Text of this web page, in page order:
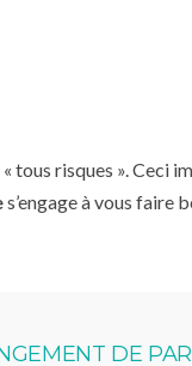
tous risques ». Ceci
s’engage à vous faire
DE